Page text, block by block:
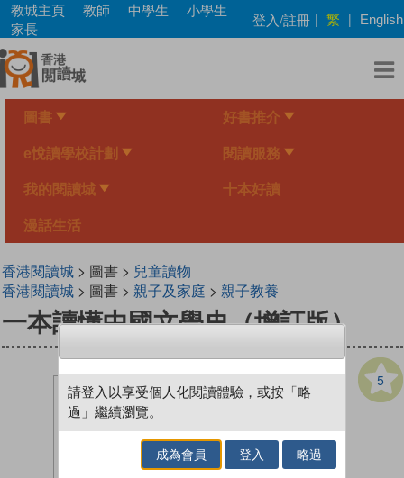
Skip
main
content
教城主頁 教師 中學生
小學生
家長
登入/註冊 | 繁 | English
圖書 好書推介
e悅讀學校計劃 閱讀服務
我的閱讀城 十本好讀
漫話生活
香港閱讀城> 圖書 > 兒童讀物
香港閱讀城> 圖書 > 親子及家庭 > 親子教養
一本讀懂中國文學史（增訂版）
5
請登入以享受個人化閱讀體驗，或按「略
過」繼續瀏覽。
成為會員 登入 略過